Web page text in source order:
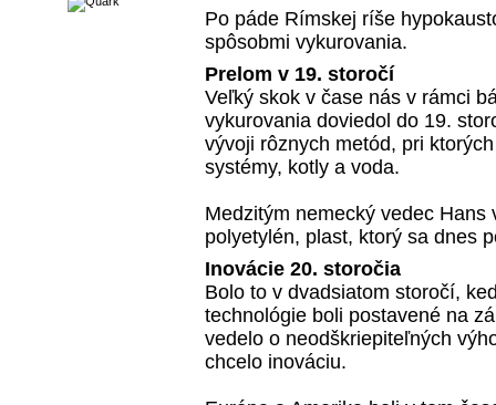
Po páde Rímskej ríše
spôsobmi vykurovania.
Prelom v 19. storočí
Veľký skok v čase nás v rámci
vykurovania doviedol do 19.
vývoji rôznych metód, pri
systémy, kotly a voda.
Medzitým nemecký vedec
polyetylén, plast, ktorý sa dnes
Inovácie 20. storočia
Bolo to v dvadsiatom storočí,
technológie boli postavené na
vedelo o neodškriepiteľných
chcelo inováciu.